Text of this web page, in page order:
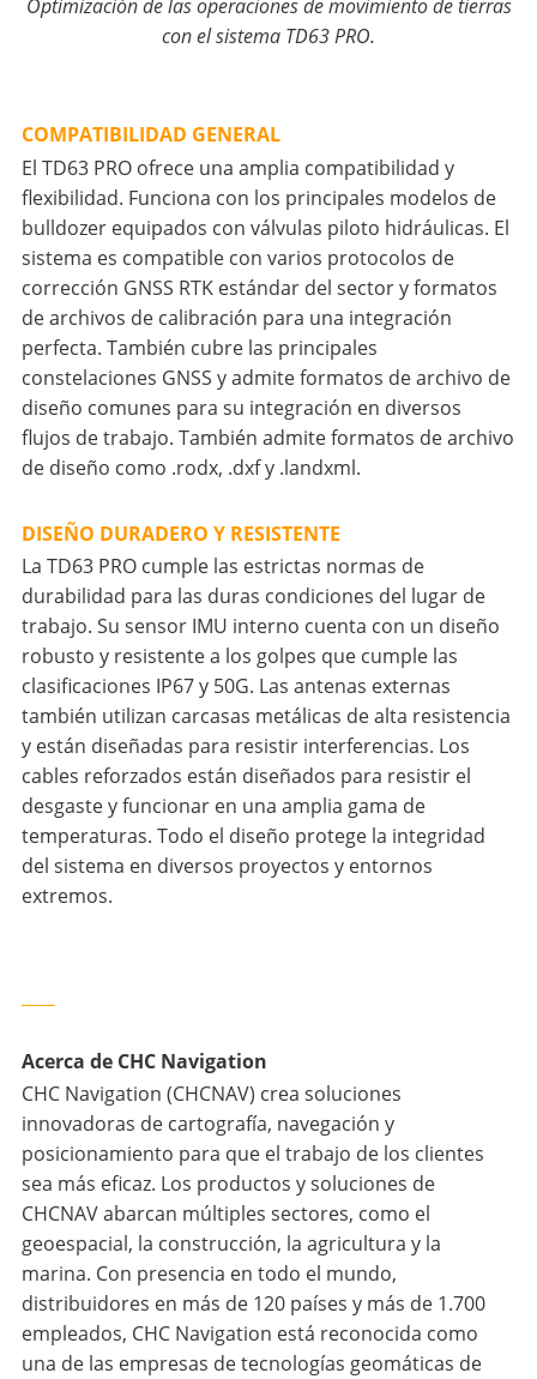
Optimización de las operaciones de movimiento de tierras
con el sistema TD63 PRO.
COMPATIBILIDAD GENERAL
El TD63 PRO ofrece una amplia compatibilidad y
flexibilidad. Funciona con los principales modelos de
bulldozer equipados con válvulas piloto hidráulicas. El
sistema es compatible con varios protocolos de
corrección GNSS RTK estándar del sector y formatos
de archivos de calibración para una integración
perfecta. También cubre las principales
constelaciones GNSS y admite formatos de archivo de
diseño comunes para su integración en diversos
flujos de trabajo. También admite formatos de archivo
de diseño como .rodx, .dxf y .landxml.
DISEÑO DURADERO Y RESISTENTE
La TD63 PRO cumple las estrictas normas de
durabilidad para las duras condiciones del lugar de
trabajo. Su sensor IMU interno cuenta con un diseño
robusto y resistente a los golpes que cumple las
clasificaciones IP67 y 50G. Las antenas externas
también utilizan carcasas metálicas de alta resistencia
y están diseñadas para resistir interferencias. Los
cables reforzados están diseñados para resistir el
desgaste y funcionar en una amplia gama de
temperaturas. Todo el diseño protege la integridad
del sistema en diversos proyectos y entornos
extremos.
Acerca de CHC Navigation
CHC Navigation (CHCNAV) crea soluciones
innovadoras de cartografía, navegación y
posicionamiento para que el trabajo de los clientes
sea más eficaz. Los productos y soluciones de
CHCNAV abarcan múltiples sectores, como el
geoespacial, la construcción, la agricultura y la
marina. Con presencia en todo el mundo,
distribuidores en más de 120 países y más de 1.700
empleados, CHC Navigation está reconocida como
una de las empresas de tecnologías geomáticas de